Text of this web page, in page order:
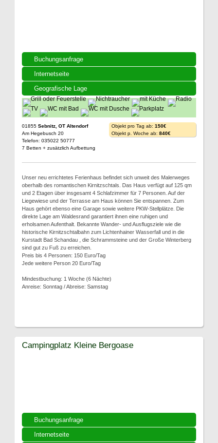
Buchungsanfrage
Internetseite
Geografische Lage
01855 Sebnitz, OT Altendorf
Am Hegebusch 20
Telefon: 035022 50777
7 Betten + zusätzlich Aufbettung
Objekt pro Tag ab: 150€
Objekt p. Woche ab: 840€
Unser neu errichtetes Ferienhaus befindet sich unweit des Malerweges
oberhalb des romantischen Kirnitzschtals. Das Haus verfügt auf 125 qm
und 2 Etagen über insgesamt 4 Schlafzimmer für 7 Personen. Auf der
Liegewiese und der Terrasse am Haus können Sie entspannen. Zum
Haus gehört ebenso eine Garage sowie weitere PKW-Stellplätze. Die
direkte Lage am Waldesrand garantiert ihnen eine ruhigen und
erholsamen Aufenthalt. Bekannte Wander- und Ausflugsziele wie die
historische Kirnitzschtalbahn zum Lichtenhainer Wasserfall und in die
Kurstadt Bad Schandau , die Schrammsteine und der Große Winterberg
sind gut zu Fuß zu erreichen.
Preis bis 4 Personen: 150 Euro/Tag
Jede weitere Person 20 Euro/Tag
Mindestbuchung: 1 Woche (6 Nächte)
Anreise: Sonntag / Abreise: Samstag
Buchungsanfrage
Internetseite
Campingplatz Kleine Bergoase